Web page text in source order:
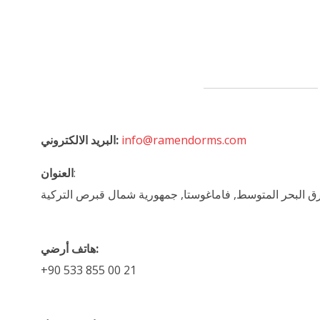
البريد الالكتروني: info@ramendorms.com
العنوان:
هاتف أرضي:
+90 533 855 00 21